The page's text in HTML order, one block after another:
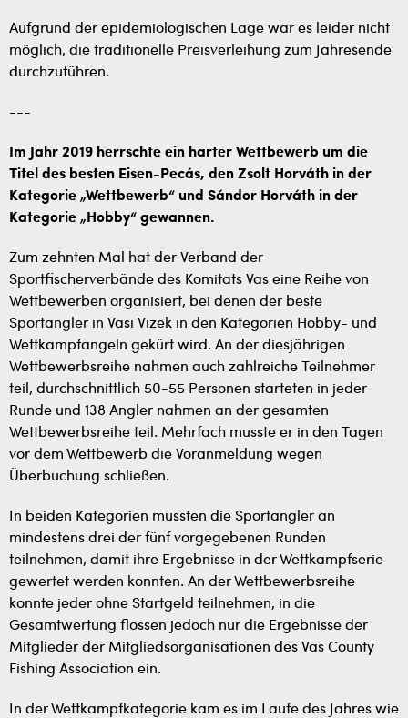
Aufgrund der epidemiologischen Lage war es leider nicht
möglich, die traditionelle Preisverleihung zum Jahresende
durchzuführen.
---
Im Jahr 2019 herrschte ein harter Wettbewerb um die
Titel des besten Eisen-Pecás, den Zsolt Horváth in der
Kategorie „Wettbewerb“ und Sándor Horváth in der
Kategorie „Hobby“ gewannen.
Zum zehnten Mal hat der Verband der
Sportfischerverbände des Komitats Vas eine Reihe von
Wettbewerben organisiert, bei denen der beste
Sportangler in Vasi Vizek in den Kategorien Hobby- und
Wettkampfangeln gekürt wird. An der diesjährigen
Wettbewerbsreihe nahmen auch zahlreiche Teilnehmer
teil, durchschnittlich 50-55 Personen starteten in jeder
Runde und 138 Angler nahmen an der gesamten
Wettbewerbsreihe teil. Mehrfach musste er in den Tagen
vor dem Wettbewerb die Voranmeldung wegen
Überbuchung schließen.
In beiden Kategorien mussten die Sportangler an
mindestens drei der fünf vorgegebenen Runden
teilnehmen, damit ihre Ergebnisse in der Wettkampfserie
gewertet werden konnten. An der Wettbewerbsreihe
konnte jeder ohne Startgeld teilnehmen, in die
Gesamtwertung flossen jedoch nur die Ergebnisse der
Mitglieder der Mitgliedsorganisationen des Vas County
Fishing Association ein.
In der Wettkampfkategorie kam es im Laufe des Jahres wie